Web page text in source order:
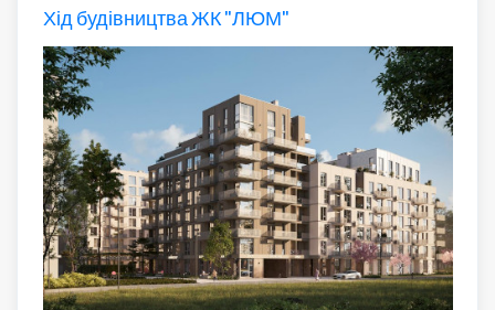
Хід будівництва ЖК "ЛЮМ"